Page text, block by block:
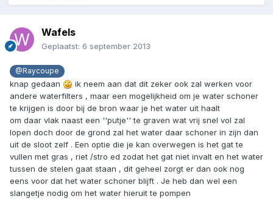
Wafels
Geplaatst: 6 september 2013
@Raycoupe
knap gedaan
ik neem aan dat dit zeker ook zal werken voor
andere waterfilters , maar een mogelijkheid om je water schoner
te krijgen is door bij de bron waar je het water uit haalt
om daar vlak naast een ''putje'' te graven wat vrij snel vol zal
lopen doch door de grond zal het water daar schoner in zijn dan
uit de sloot zelf . Een optie die je kan overwegen is het gat te
vullen met gras , riet /stro ed zodat het gat niet invalt en het water
tussen de stelen gaat staan , dit geheel zorgt er dan ook nog
eens voor dat het water schoner blijft . Je heb dan wel een
slangetje nodig om het water hieruit te pompen